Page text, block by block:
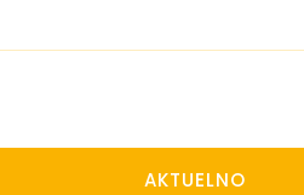
AKTUELNO